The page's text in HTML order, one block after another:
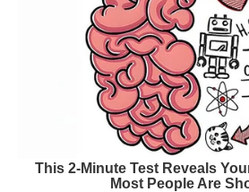
This 2-Minute Test Reveals
Most People Are